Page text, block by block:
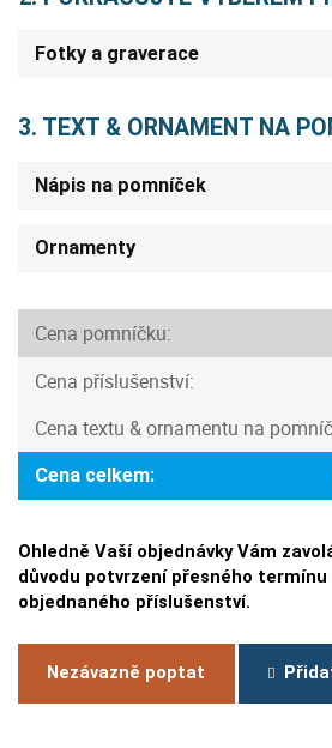
Fotky a graverace
3. TEXT & ORNAMENT NA
Nápis na pomníček
Ornamenty
Cena pomníčku:
Cena příslušenství:
Cena textu & ornamentu na
Cena celkem:
Ohledně Vaší objednávky Vám
důvodu potvrzení přesného
objednaného příslušenství.
Nezávazně poptat